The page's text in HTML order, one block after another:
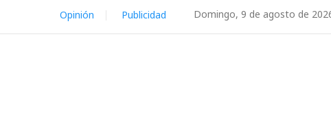
content
Domingo, 9 de agosto de
Opinión Publicidad